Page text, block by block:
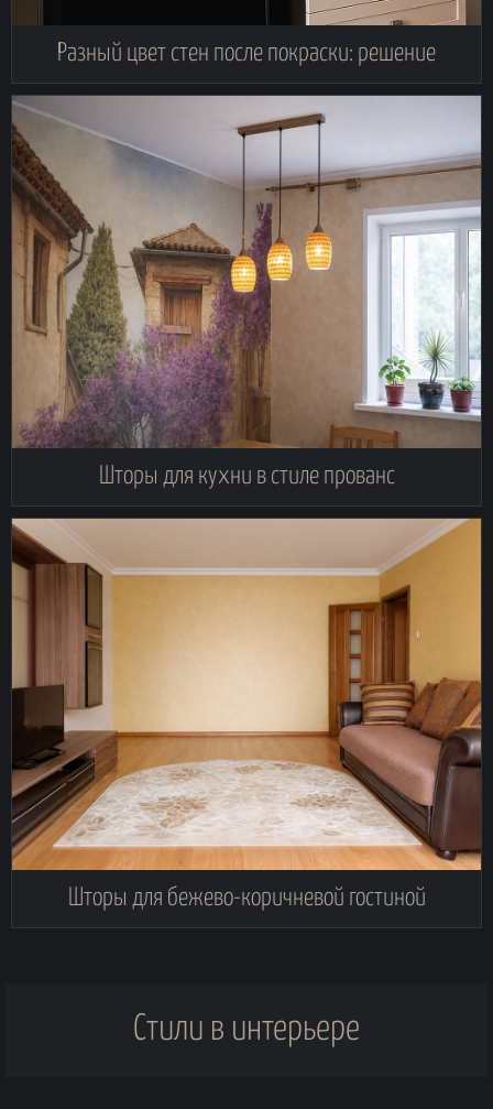
Разный цвет стен после покраски: решение
Шторы для кухни в стиле прованс
Шторы для бежево-коричневой гостиной
Стили в интерьере